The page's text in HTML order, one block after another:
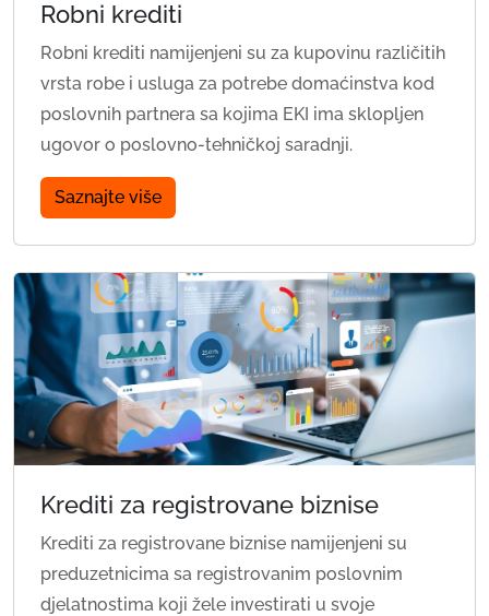
Robni krediti
Robni krediti namijenjeni su za kupovinu različitih
vrsta robe i usluga za potrebe domaćinstva kod
poslovnih partnera sa kojima EKI ima sklopljen
ugovor o poslovno-tehničkoj saradnji.
Saznajte više
Krediti za registrovane biznise
Krediti za registrovane biznise namijenjeni su
preduzetnicima sa registrovanim poslovnim
djelatnostima koji žele investirati u svoje